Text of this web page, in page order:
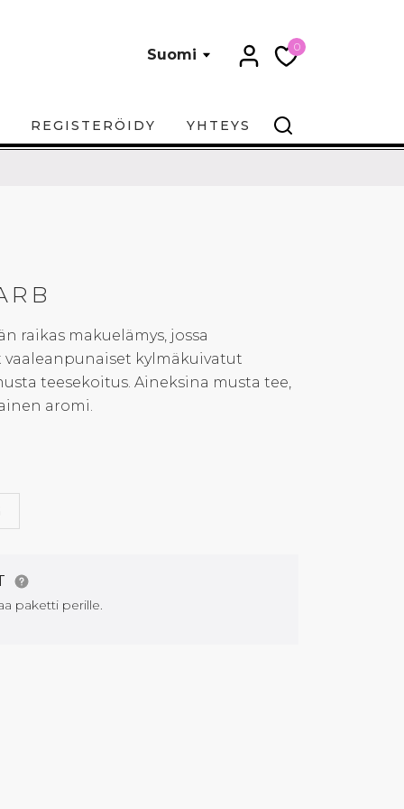
Suomi 0
REGISTERÖIDY YHTEYS
raikas makuelämys, jossa
kylmäkuivatut
teesekoitus. Aineksina musta tee,
aromi.
paketti perille.